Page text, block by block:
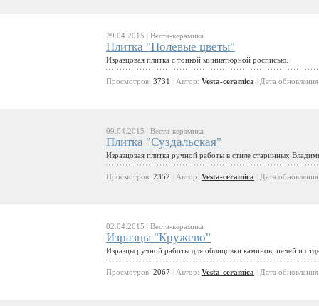
29.04.2015 Веста-керамика
Плитка "Полевые цветы"
Изразцовая плитка с тонкой миниатюрной росписью.
Просмотров: 3731 Автор: Vesta-ceramica Дата
09.04.2015 Веста-керамика
Плитка "Суздальская"
Изразцовая плитка ручной работы в стиле старинных
Просмотров: 2352 Автор: Vesta-ceramica Дата
02.04.2015 Веста-керамика
Изразцы "Кружево"
Изразцы ручной работы для облицовки каминов, печей и
Просмотров: 2067 Автор: Vesta-ceramica Дата